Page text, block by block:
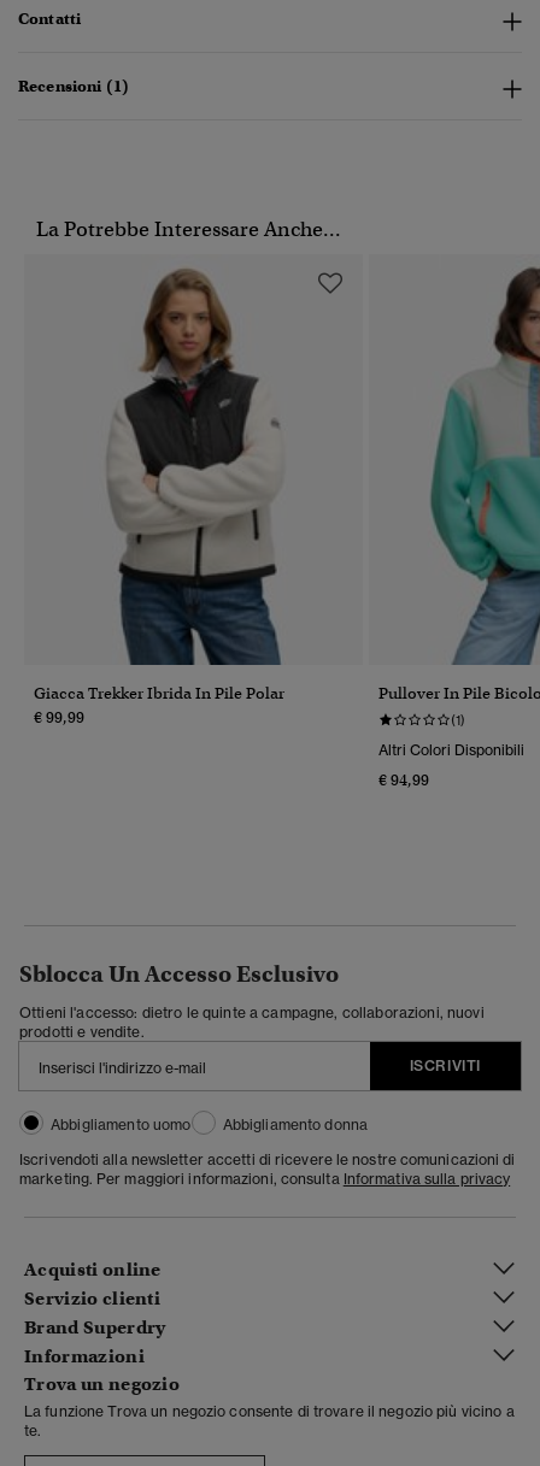
Contatti
Recensioni (1)
La Potrebbe Interessare Anche...
Giacca Trekker Ibrida In Pile Polar
€ 99,99
Pullover In Pile
(1)
Altri Colori Disponibili
€ 94,99
Sblocca Un Accesso Esclusivo
Ottieni l'accesso: dietro le quinte a campagne, collaborazioni, nuovi
prodotti e vendite.
ISCRIVITI
Abbigliamento uomo
Abbigliamento donna
Iscrivendoti alla newsletter accetti di ricevere le nostre comunicazioni di
marketing. Per maggiori informazioni, consulta Informativa sulla privacy
Acquisti online
Servizio clienti
Brand Superdry
Informazioni
Trova un negozio
La funzione Trova un negozio consente di trovare il negozio più vicino a
te.